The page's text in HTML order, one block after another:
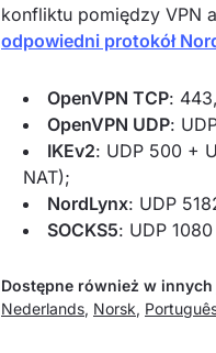
konfliktu pomiędzy VPN
odpowiedni protokół
OpenVPN TCP:
OpenVPN UDP:
IKEv2: UDP 500 +
NAT);
NordLynx: UDP
SOCKS5: UDP
Dostępne również w
Nederlands, Norsk,